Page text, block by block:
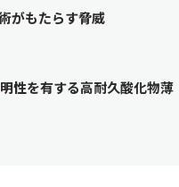
がもたらす脅威
性を有する高耐久酸化物薄